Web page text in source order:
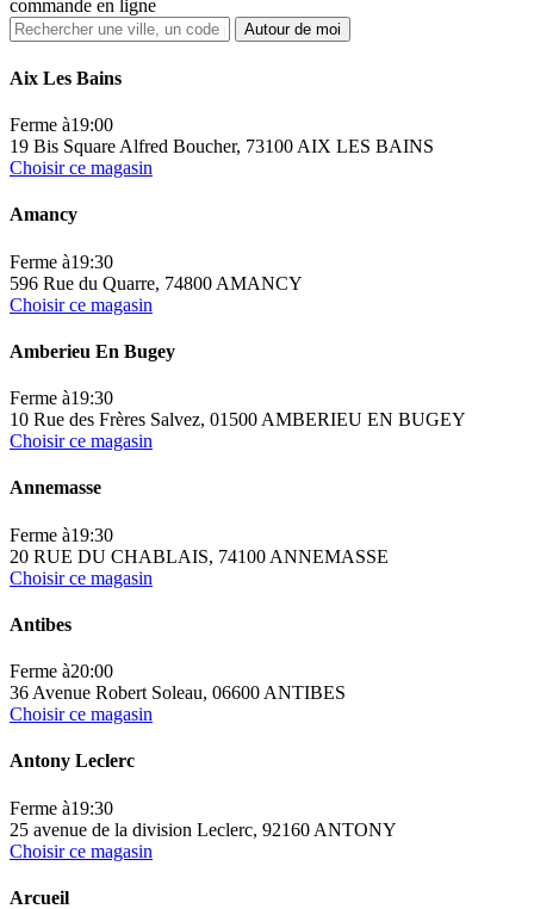
commande en ligne
Autour de moi
Aix Les Bains
Ferme à19:00
19 Bis Square Alfred Boucher, 73100 AIX LES BAINS
Choisir ce magasin
Amancy
Ferme à19:30
596 Rue du Quarre, 74800 AMANCY
Choisir ce magasin
Amberieu En Bugey
Ferme à19:30
10 Rue des Frères Salvez, 01500 AMBERIEU EN BUGEY
Choisir ce magasin
Annemasse
Ferme à19:30
20 RUE DU CHABLAIS, 74100 ANNEMASSE
Choisir ce magasin
Antibes
Ferme à20:00
36 Avenue Robert Soleau, 06600 ANTIBES
Choisir ce magasin
Antony Leclerc
Ferme à19:30
25 avenue de la division Leclerc, 92160 ANTONY
Choisir ce magasin
Arcueil